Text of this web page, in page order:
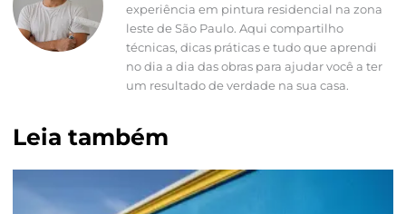
experiência em pintura residencial na zona
leste de São Paulo. Aqui compartilho
técnicas, dicas práticas e tudo que aprendi
no dia a dia das obras para ajudar você a ter
um resultado de verdade na sua casa.
Leia também